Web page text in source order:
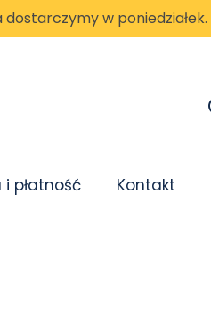
dostarczymy w poniedziałek.
płatność Kontakt